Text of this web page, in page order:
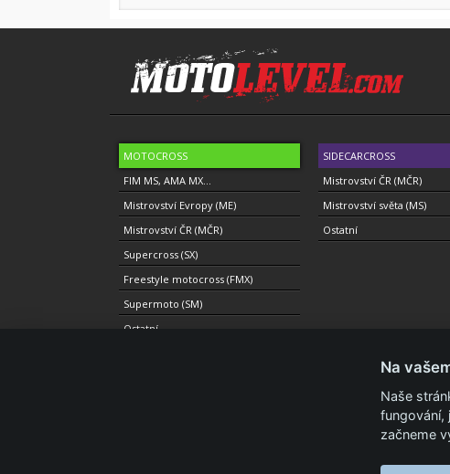
MOTOCROSS
FIM MS, AMA MX...
Mistrovství Evropy (ME)
Mistrovství ČR (MČR)
Supercross (SX)
Freestyle motocross (FMX)
Supermoto (SM)
Ostatní
SIDECARCROSS
Mistrovství ČR (MČR)
Mistrovství světa (MS)
Ostatní
© 2010-2021 Copyright Motolevel. Všechna práva vyhrazena.
Na
Naše
fungování,
začneme